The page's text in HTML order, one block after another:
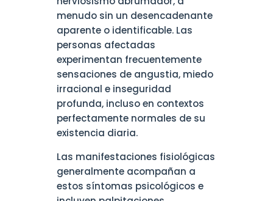
menudo sin un desencadenante
aparente o identificable. Las
personas afectadas
experimentan frecuentemente
sensaciones de angustia, miedo
irracional e inseguridad
profunda, incluso en contextos
perfectamente normales de su
existencia diaria.
Las manifestaciones fisiológicas
generalmente acompañan a
estos síntomas psicológicos e